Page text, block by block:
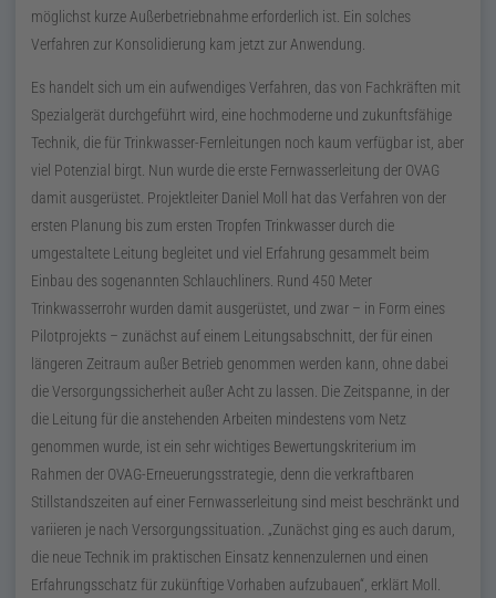
möglichst kurze Außerbetriebnahme erforderlich ist. Ein solches
Verfahren zur Konsolidierung kam jetzt zur Anwendung.
Es handelt sich um ein aufwendiges Verfahren, das von Fachkräften mit
Spezialgerät durchgeführt wird, eine hochmoderne und zukunftsfähige
Technik, die für Trinkwasser-Fernleitungen noch kaum verfügbar ist, aber
viel Potenzial birgt. Nun wurde die erste Fernwasserleitung der OVAG
damit ausgerüstet. Projektleiter Daniel Moll hat das Verfahren von der
ersten Planung bis zum ersten Tropfen Trinkwasser durch die
umgestaltete Leitung begleitet und viel Erfahrung gesammelt beim
Einbau des sogenannten Schlauchliners. Rund 450 Meter
Trinkwasserrohr wurden damit ausgerüstet, und zwar – in Form eines
Pilotprojekts – zunächst auf einem Leitungsabschnitt, der für einen
längeren Zeitraum außer Betrieb genommen werden kann, ohne dabei
die Versorgungssicherheit außer Acht zu lassen. Die Zeitspanne, in der
die Leitung für die anstehenden Arbeiten mindestens vom Netz
genommen wurde, ist ein sehr wichtiges Bewertungskriterium im
Rahmen der OVAG-Erneuerungsstrategie, denn die verkraftbaren
Stillstandszeiten auf einer Fernwasserleitung sind meist beschränkt und
variieren je nach Versorgungssituation. „Zunächst ging es auch darum,
die neue Technik im praktischen Einsatz kennenzulernen und einen
Erfahrungsschatz für zukünftige Vorhaben aufzubauen“, erklärt Moll.